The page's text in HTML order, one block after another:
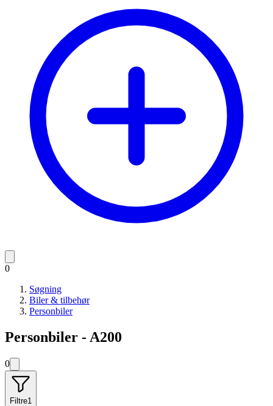
0
Søgning
Biler & tilbehør
Personbiler
Personbiler - A200
0
Filtre1